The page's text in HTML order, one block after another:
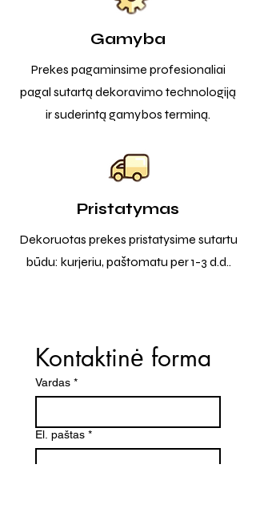
Gamyba
Prekes pagaminsime profesionaliai
pagal sutartą dekoravimo technologiją
ir suderintą gamybos terminą.
Pristatymas
Dekoruotas prekes pristatysime sutartu
būdu: kurjeriu, paštomatu per 1-3 d.d..
Kontaktinė forma
Vardas *
El. paštas *